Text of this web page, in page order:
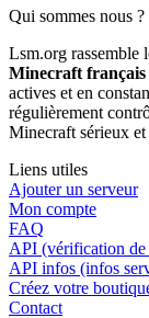
Qui sommes nous ?
Lsm.org rassemble
Minecraft français
actives et en
régulièrement
Minecraft sérieux et
Liens utiles
Ajouter un serveur
Mon compte
FAQ
API (vérification de
API infos (infos
Créez votre
Contact